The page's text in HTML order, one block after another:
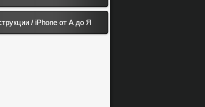
/ iPhone от А до Я